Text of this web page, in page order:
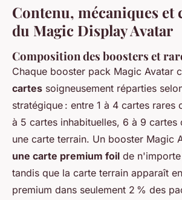
Contenu, mécaniques et
du Magic Display Avatar
Composition des boosters et
Chaque booster pack Magic Avatar
cartes soigneusement réparties
stratégique : entre 1 à 4 cartes rares
à 5 cartes inhabituelles, 6 à 9 cartes
une carte terrain. Un booster Magic
une carte premium foil de
tandis que la carte terrain apparaît
premium dans seulement 2 % des